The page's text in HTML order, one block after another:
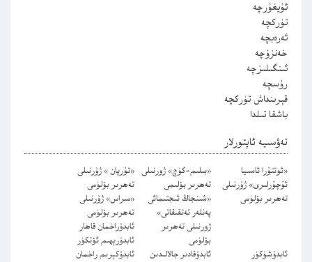
ئۇيغۇرچە
تۈركچە
ئەرەبچە
خەنزۇچە
ئىنگىلىزچە
رۇسچە
قېرىنداش تۈركچە
باشقا تىلدا
تەۋسىيە ئاپتورلار
«ئوتتۇرا ئاسىيا
ئۇچۇرلىرى» ژۇرنىلى
تەھرىر بۆلۈمى
«بىلىم-كۈچ» ژورنىلى
تەھرىر بۆلىمى
«تۇرپان » ژۇرنىلى
تەھرىر بۆلۈمى
«شىنجاڭ ئىجتىمائى
پەنلەر تەتقىقاتى»
ژورنىلى تەھرىر
بۆلۈمى
«مىراس» ژۇرنىلى
تەھرىر بۆلۈمى
ئابدۇراخمان قاھار
ئابدۇرېھىم ئۆتكۈر
ئابدۇشۈكۈر
ئابدۇقادىر جالالىدىن
ئابدۇكېرىم راخمان